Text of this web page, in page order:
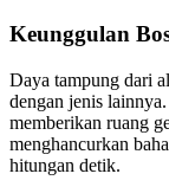
Keunggulan
Daya tampung dari
dengan jenis
memberikan ruang
menghancurkan
hitungan detik.